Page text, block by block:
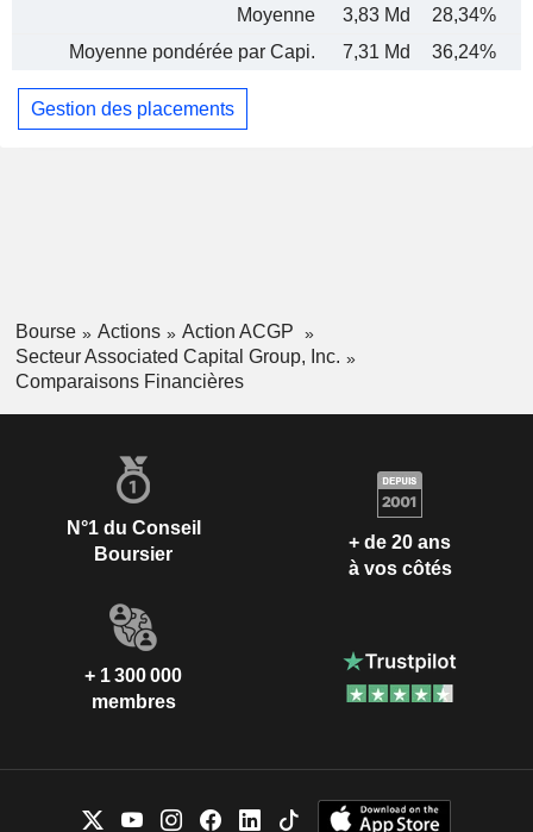
Moyenne
3,83 Md 28,34%
Moyenne pondérée par Capi.
7,31 Md 36,24%
Gestion des placements
Bourse Actions
Action ACGP
Secteur Associated Capital Group, Inc.
Comparaisons Financières
N°1 du Conseil
Boursier
+ de 20 ans
à vos côtés
+ 1 300 000
membres